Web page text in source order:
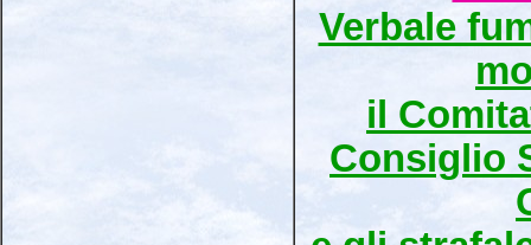
Verbale
il
Consiglio